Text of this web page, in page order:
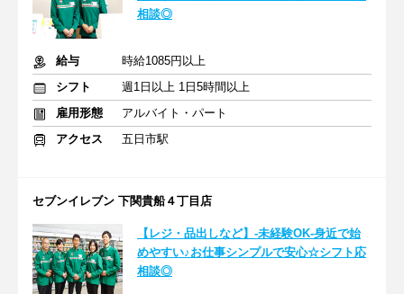
相談◎
給与
時給1085円以上
シフト
週1日以上 1日5時間以上
雇用形態
アルバイト・パート
アクセス
五日市駅
セブンイレブン 下関貴船４丁目店
【レジ・品出しなど】-未経験OK-身近で始
めやすい♪お仕事シンプルで安心☆シフト応
相談◎